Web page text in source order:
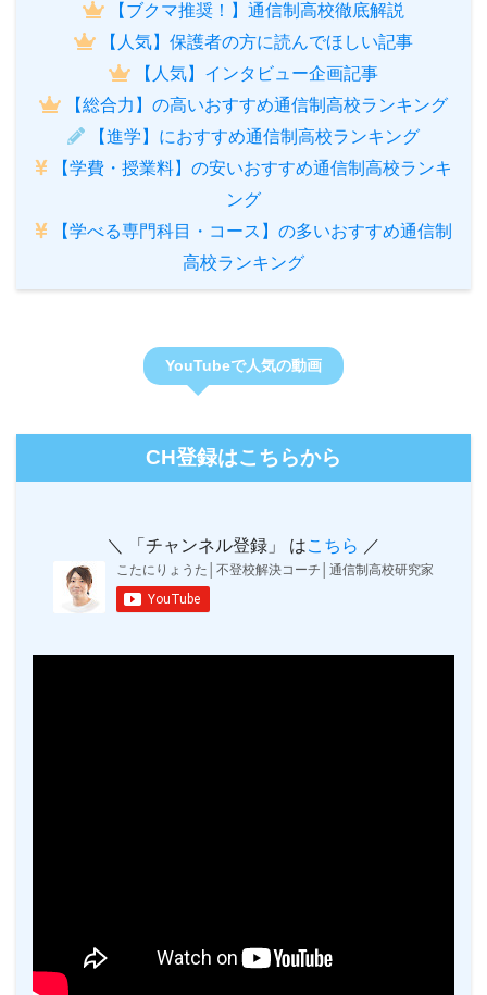
【ブクマ推奨！】通信制高校徹底解説
【人気】保護者の方に読んでほしい記事
【人気】インタビュー企画記事
【総合力】の高いおすすめ通信制高校ランキング
【進学】におすすめ通信制高校ランキング
【学費・授業料】の安いおすすめ通信制高校ランキ
ング
【学べる専門科目・コース】の多いおすすめ通信制
高校ランキング
YouTubeで人気の動画
CH登録はこちらから
＼ 「チャンネル登録」 はこちら ／